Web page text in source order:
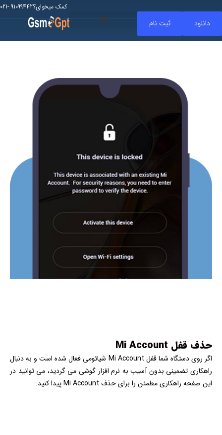
کمک میخوای؟91099442 -021
دانلود ثبت نام
حذف قفل Mi Account
اگر روی دستگاه شما قفل Mi Account شیائومی فعال شده است و به دنبال
راهکاری تضمینی بدون آسیب به نرم افزار گوشی می گردید، می توانید در
این صفحه راهکاری مطمئن را برای حذف Mi Account پیدا کنید.